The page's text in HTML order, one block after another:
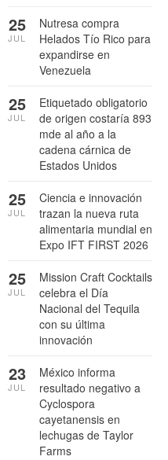
Nutresa compra
Helados Tío Rico para
expandirse en
Venezuela
25
JUL
Etiquetado obligatorio
de origen costaría 893
mde al año a la
cadena cárnica de
Estados Unidos
25
JUL
Ciencia e innovación
trazan la nueva ruta
alimentaria mundial en
Expo IFT FIRST 2026
25
JUL
Mission Craft Cocktails
celebra el Día
Nacional del Tequila
con su última
innovación
25
JUL
México informa
resultado negativo a
Cyclospora
cayetanensis en
lechugas de Taylor
Farms
23
JUL